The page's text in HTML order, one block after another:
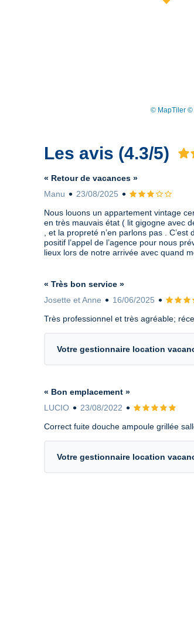
© MapTiler ©
Les avis (4.3/5)
« Retour de vacances »
Manu
23/08/2025
Avis 3 sur 5
Nous louons un appartement vintage
en très mauvais état ( lit gigogne avec
, et la propreté n’en parlons pas .
positif l’appel de l’agence pour nous
lieux lors de notre arrivée avec quand
« Très bon service »
Josette et Anne
16/06/2025
Avis 5 sur
Très professionnel et très agréable;
Votre gestionnaire location
« Bon emplacement »
LUCIO
23/08/2022
Avis 5 sur 5
Correct fuite douche ampoule grillée
Votre gestionnaire location